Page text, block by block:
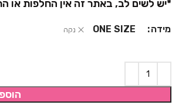
*יש לשים לב, באתר זה אין החלפות או
מידה ONE SIZE נקה